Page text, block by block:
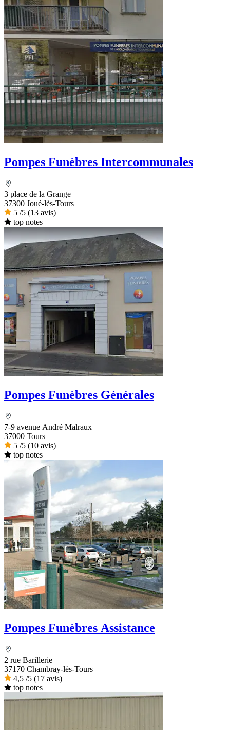
Pompes Funèbres Intercommunales
3 place de la Grange
37300 Joué-lès-Tours
5 /5 (13 avis)
top notes
Pompes Funèbres Générales
7-9 avenue André Malraux
37000 Tours
5 /5 (10 avis)
top notes
Pompes Funèbres Assistance
2 rue Barillerie
37170 Chambray-lès-Tours
4,5 /5 (17 avis)
top notes